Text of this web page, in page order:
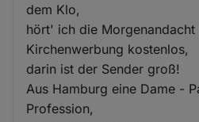
dem Klo,
hört' ich die Morgenandacht
Kirchenwerbung kostenlos,
darin ist der Sender groß!
Aus Hamburg eine Dame -
Profession,